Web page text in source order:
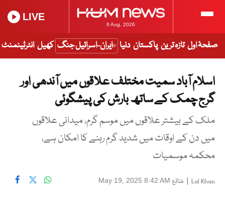
6 Aug, 2026
LIVE
صفحۂ اول تازہ ترین پاکستان دنیا ایران-اسرائیل جنگ کھیل انٹرٹینمنٹ
اسلام آباد سمیت مختلف علاقوں میں آندھی اور
گرج چمک کے ساتھ بارش کی پیشگوئی
ملک کے بیشتر علاقوں میں موسم گرم، میدانی علاقوں
میں دن کے اوقات میں شدید گرم رہنے کا امکان ہے،
محکمہ موسمیات
Lal Khan
| شائع May 19, 2025 8:42 AM